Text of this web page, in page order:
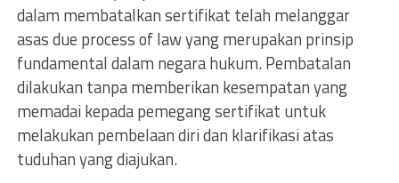
dalam membatalkan sertifikat telah melanggar
asas due process of law yang merupakan prinsip
fundamental dalam negara hukum. Pembatalan
dilakukan tanpa memberikan kesempatan yang
memadai kepada pemegang sertifikat untuk
melakukan pembelaan diri dan klarifikasi atas
tuduhan yang diajukan.